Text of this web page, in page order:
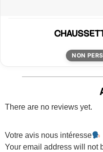
NON
There are no reviews yet.
Votre avis nous intéresse
Your email address will not